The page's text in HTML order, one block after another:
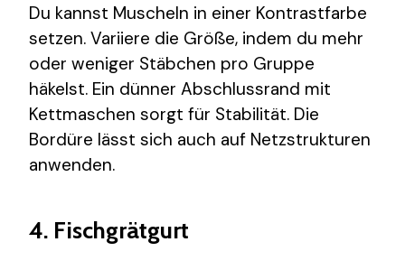
Du kannst Muscheln in einer Kontrastfarbe
setzen. Variiere die Größe, indem du mehr
oder weniger Stäbchen pro Gruppe
häkelst. Ein dünner Abschlussrand mit
Kettmaschen sorgt für Stabilität. Die
Bordüre lässt sich auch auf Netzstrukturen
anwenden.
4. Fischgrätgurt